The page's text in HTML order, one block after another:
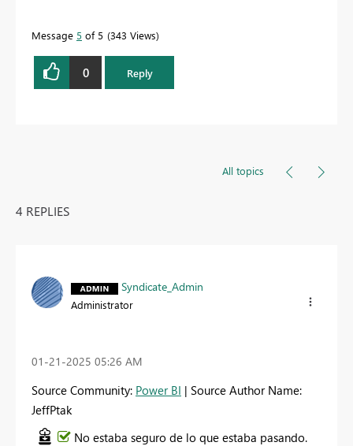
Message 5 of 5 343 Views
0 Reply
All topics
4 REPLIES
Syndicate_Admin
Administrator
‎01-21-2025 05:26 AM
Source Community: Power BI | Source Author Name:
JeffPtak
No estaba seguro de lo que estaba pasando.